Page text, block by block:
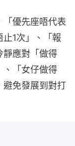
「優先座唔代表
1次」、「報
靜應對「做得
、「女仔做得
避免發展到對打